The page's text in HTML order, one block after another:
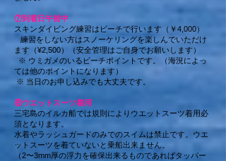
⑦到着日午前中
スキンダイビング練習はビーチで行います（￥4,000）
練習をしない方はスノーケリングを楽しんでいただけ
ます（¥2,500）（安全管理はご自身でお願いします）
※ ウミガメのいるビーチポイントです。（海況によっ
ては他のポイントになります）
※ 当日のお申し込みでも大丈夫です。
⑧ウエットスーツ着用
三宅島のイルカ船では規則によりウエットスーツ着用必
須となります。
水着やラッシュガードのみでのスイムは禁止です。ウエ
ットスーツを着ていないと乗船出来ません。
（2〜3mm厚の浮力を確保出来るものであればタッパー